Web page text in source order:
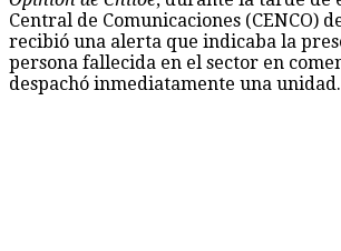
Central de Comunicaciones (CENCO)
recibió una alerta que indicaba la
persona fallecida en el sector en
despachó inmediatamente una unidad.